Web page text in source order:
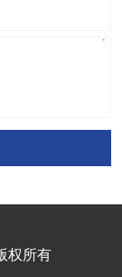
权所有